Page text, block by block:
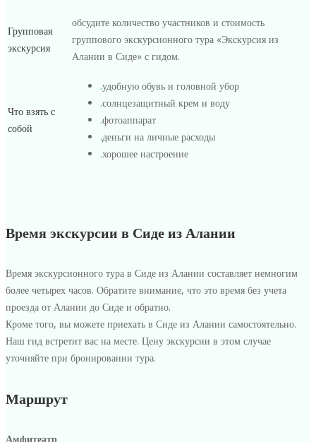
Групповая
экскурсия
обсудите количество участников и стоимость
группового экскурсионного тура «Экскурсия из
Алании в Сиде» с гидом.
Что взять с
собой
.удобную обувь и головной убор
.солнцезащитный крем и воду
.фотоаппарат
.деньги на личные расходы
.хорошее настроение
Время экскурсии в Сиде из Алании
Время экскурсионного тура в Сиде из Алании составляет немногим
более четырех часов. Обратите внимание, что это время без учета
проезда от Алании до Сиде и обратно.
Кроме того, вы можете приехать в Сиде из Алании самостоятельно.
Наш гид встретит вас на месте. Цену экскурсии в этом случае
уточняйте при бронировании тура.
Маршрут
Амфитеатр